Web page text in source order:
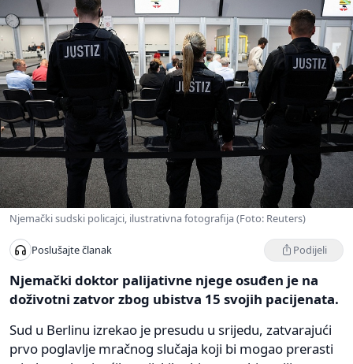
Njemački sudski policajci, ilustrativna fotografija (Foto: Reuters)
Poslušajte članak Podijeli
Njemački doktor palijativne njege osuđen je na
doživotni zatvor zbog ubistva 15 svojih pacijenata.
Sud u Berlinu izrekao je presudu u srijedu, zatvarajući
prvo poglavlje mračnog slučaja koji bi mogao prerasti